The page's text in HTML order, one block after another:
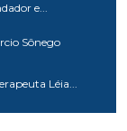
e...
Sônego
Léia...